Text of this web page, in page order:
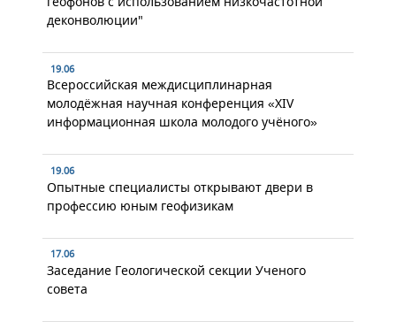
деконволюции"
19.06
Всероссийская междисциплинарная
молодёжная научная конференция «XIV
информационная школа молодого учёного»
19.06
Опытные специалисты открывают двери в
профессию юным геофизикам
17.06
Заседание Геологической секции Ученого
совета